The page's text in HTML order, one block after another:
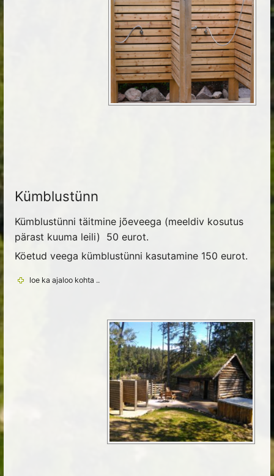
Kümblustünn
Kümblustünni täitmine jõeveega (meeldiv kosutus
pärast kuuma leili) 50 eurot.
Köetud veega kümblustünni kasutamine 150 eurot.
loe ka ajaloo kohta ..